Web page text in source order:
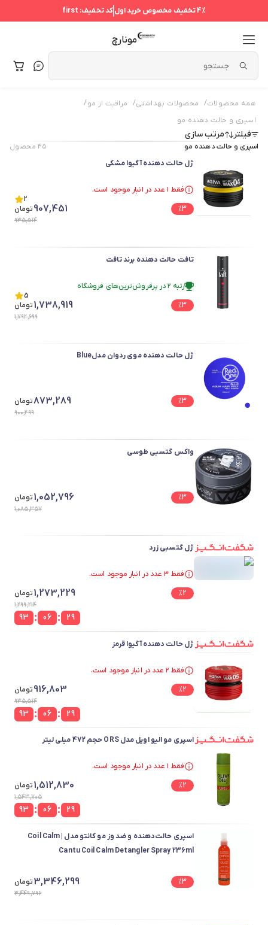
4%تخفیف مخصوص خرید اولکد تخفیف: first
مونارچ
همه محصولات/ محصولات بهداشتی/ مراقبت از مو/
اسپری و حالت دهنده مو
فیلتر مرتب سازی
اسپری و حالت دهنده مو ۴۵محصول
ژل حالت دهنده آگیوا مشکی
فقط ۱ عدد در انبار موجود است.
2
%3
907,451تومان
935,514
تافت حالت دهنده برند تافت
رتبه ۲ در پرفروش‌ترین‌های فروشگاه
5
%3
1,738,919تومان
1,792,699
ژل حالت دهنده موی ردوان مدلBlue
%3
873,289تومان
900,299
واکس گتسبی طوسی
%3
1,052,796تومان
1,085,357
ژل گتسبی زرد
فقط ۳ عدد در انبار موجود است.
%2
1,273,229تومان
1,299,214
29
:
06
:
93
ژل حالت دهنده آگیوا قرمز
فقط ۲ عدد در انبار موجود است.
%2
916,803تومان
935,514
29
:
06
:
93
اسپری مو الیو اویل مدل ORS حجم 472 میلی لیتر
فقط ۱ عدد در انبار موجود است.
%2
1,512,830تومان
1,543,705
29
:
06
:
93
اسپری حالت‌دهنده و ضد وز مو کانتو مدل Coil Calm |
Cantu Coil Calm Detangler Spray 236ml
%3
3,346,299تومان
3,449,796